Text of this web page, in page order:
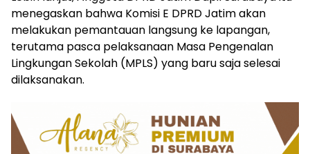
menegaskan bahwa Komisi E DPRD Jatim akan
melakukan pemantauan langsung ke lapangan,
terutama pasca pelaksanaan Masa Pengenalan
Lingkungan Sekolah (MPLS) yang baru saja selesai
dilaksanakan.